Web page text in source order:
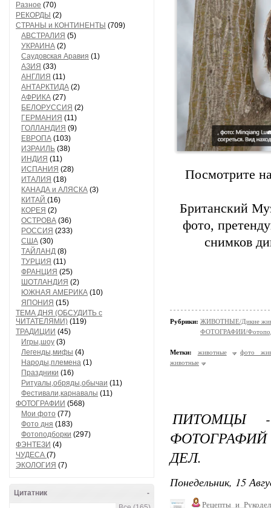
Разное (70)
РЕКОРДЫ (2)
СТРАНЫ и КОНТИНЕНТЫ (709)
АВСТРАЛИЯ (5)
УКРАИНА (2)
Саудовская Аравия (1)
АЗИЯ (33)
АНГЛИЯ (11)
АНТАРКТИДА (2)
АФРИКА (27)
БЕЛОРУССИЯ (2)
ГЕРМАНИЯ (11)
ГОЛЛАНДИЯ (9)
ЕВРОПА (103)
ИЗРАИЛЬ (38)
ИНДИЯ (11)
ИСПАНИЯ (28)
ИТАЛИЯ (18)
КАНАДА и АЛЯСКА (3)
КИТАЙ (16)
КОРЕЯ (2)
ОСТРОВА (36)
РОССИЯ (233)
США (30)
ТАЙЛАНД (8)
ТУРЦИЯ (11)
ФРАНЦИЯ (25)
ШОТЛАНДИЯ (2)
ЮЖНАЯ АМЕРИКА (10)
ЯПОНИЯ (15)
ТЕМА ДНЯ (ОБСУДИТЬ с
ЧИТАТЕЛЯМИ) (119)
ТРАДИЦИИ (45)
Игры,шоу (3)
Легенды,мифы (4)
Народы,племена (1)
Праздники (16)
Ритуалы,обряды,обычаи (11)
Фестивали,карнавалы (11)
ФОТОГРАФИИ (568)
Мои фото (77)
Фото дня (183)
Фотоподборки (297)
ФЭНТЕЗИ (4)
ЧУДЕСА (7)
ЭКОЛОГИЯ (7)
-
Цитатник
Посмотрите
Британский
фото,
снимков
Рубрики: ЖИВОТНЫЕ/Дикие
ФОТОГРАФИИ/
Метки: животные
фото
животные
ПИТОМЦЫ
ДЕЛ.
Понедельник, 15